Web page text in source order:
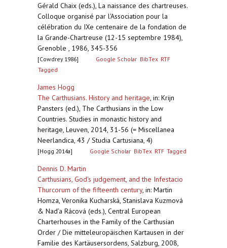
Gérald Chaix (eds.), La naissance des chartreuses.
Colloque organisé par l'Association pour la
célébration du IXe centenaire de la fondation de
la Grande-Chartreuse (12-15 septembre 1984),
Grenoble , 1986, 345-356
[Cowdrey 1986] Google Scholar BibTex RTF
Tagged
James Hogg
The Carthusians. History and heritage, in: Krijn
Pansters (ed.), The Carthusians in the Low
Countries. Studies in monastic history and
heritage, Leuven, 2014, 31-56 (= Miscellanea
Neerlandica, 43 / Studia Cartusiana, 4)
[Hogg 2014a] Google Scholar BibTex RTF Tagged
Dennis D. Martin
Carthusians, God's judgement, and the Infestacio
Thurcorum of the fifteenth century, in: Martin
Homza, Veronika Kucharská, Stanislava Kuzmová
& Nad’a Rácová (eds.), Central European
Charterhouses in the Family of the Carthusian
Order / Die mitteleuropäischen Kartausen in der
Familie des Kartäusersordens, Salzburg, 2008,